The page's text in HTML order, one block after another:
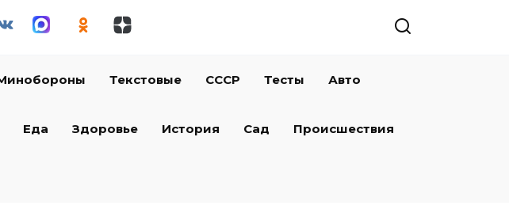
Текстовые СССР Тесты Авто
Еда Здоровье История Сад Происшествия